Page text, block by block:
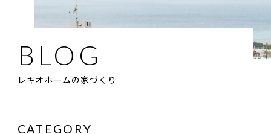
レキオホームの家づくり